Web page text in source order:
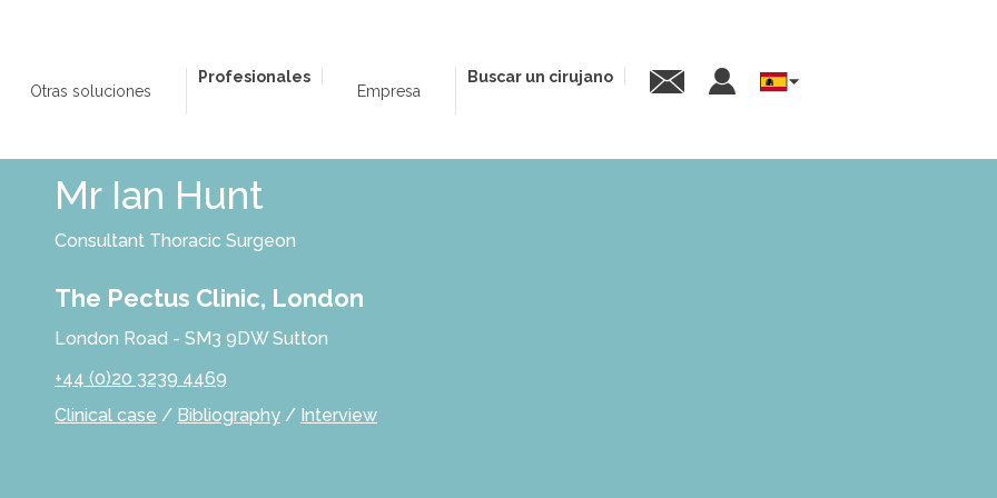
Otras soluciones
Profesionales
Empresa
Buscar un cirujano
Select
your
Mr Ian Hunt
Consultant Thoracic Surgeon
The Pectus Clinic, London
London Road - SM3 9DW Sutton
+44 (0)20 3239 4469
Clinical case / Bibliography / Interview